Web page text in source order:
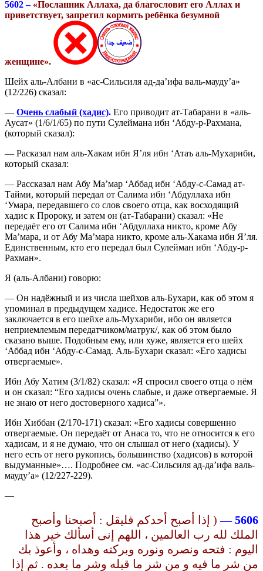
5602 – «Посланник Аллаха, да благословит его Аллах и
приветствует, запретил кормить ребёнка безумной
женщине».
Шейх аль-Албани в «ас-Сильсиля ад-да’ифа валь-мауду’а»
(12/226) сказал:
— Очень слабый (хадис). Его приводит ат-Табарани в «аль-
Аусат» (1/6/1/65) по пути Сулеймана ибн ‘Абду-р-Рахмана,
(который сказал):
— Расказал нам аль-Хакам ибн Я’ля ибн ‘Атаъ аль-Мухариби,
который сказал:
— Рассказал нам Абу Ма’мар ‘Аббад ибн ‘Абду-с-Самад ат-
Тайми, который передал от Салима ибн ‘Абдуллаха ибн
‘Умара, передавшего со слов своего отца, как восходящий
хадис к Пророку, и затем он (ат-Табарани) сказал: «Не
передаёт его от Салима ибн ‘Абдуллаха никто, кроме Абу
Ма’мара, и от Абу Ма’мара никто, кроме аль-Хакама ибн Я’ля.
Единственным, кто его передал был Сулейман ибн ‘Абду-р-
Рахман».
Я (аль-Албани) говорю:
— Он надёжный и из числа шейхов аль-Бухари, как об этом я
упоминал в предыдущем хадисе. Недостаток же его
заключается в его шейхе аль-Мухариби, ибо он является
неприемлемым передатчиком/матрук/, как об этом было
сказано выше. Подобным ему, или хуже, является его шейх
‘Аббад ибн ‘Абду-с-Самад. Аль-Бухари сказал: «Его хадисы
отвергаемые».
Ибн Абу Хатим (3/1/82) сказал: «Я спросил своего отца о нём
и он сказал: “Его хадисы очень слабые, и даже отвергаемые. Я
не знаю от него достоверного хадиса”».
Ибн Хиббан (2/170-171) сказал: «Его хадисы совершенно
отвергаемые. Он передаёт от Анаса то, что не относится к его
хадисам, и я не думаю, что он слышал от него (хадисы). У
него есть от него рукопись, большинство (хадисов) в которой
выдуманные»…. Подробнее см. «ас-Сильсиля ад-да’ифа валь-
мауду’а» (12/227-229).
—
5606 —
( إذا أصبح أحدكم فليقل : أصبحنا وأصبح
الملك لله رب العالمين ، اللهم إنى أسألك خير هذا
اليوم : فتحه ونصره ونوره وبركته وهداه ، وأعوذ بك
من شر ما فيه و من شر ما قبله وشر ما بعده . ثم إذا